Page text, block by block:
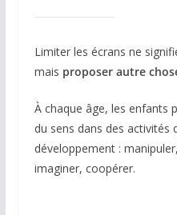
Limiter les écrans ne
mais proposer autre
À chaque âge, les enfants
du sens dans des activités
développement :
imaginer, coopérer.